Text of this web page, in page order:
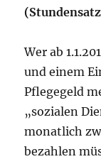
Wer ab
und einem
Pflegegeld
„sozialen
monatlich
bezahlen